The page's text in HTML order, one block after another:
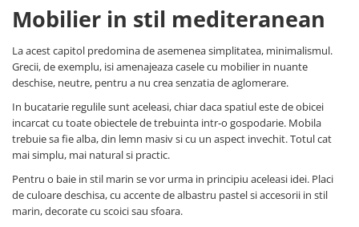
Mobilier in stil mediteranean
La acest capitol predomina de asemenea simplitatea, minimalismul.
Grecii, de exemplu, isi amenajeaza casele cu mobilier in nuante
deschise, neutre, pentru a nu crea senzatia de aglomerare.
In bucatarie regulile sunt aceleasi, chiar daca spatiul este de obicei
incarcat cu toate obiectele de trebuinta intr-o gospodarie. Mobila
trebuie sa fie alba, din lemn masiv si cu un aspect invechit. Totul cat
mai simplu, mai natural si practic.
Pentru o baie in stil marin se vor urma in principiu aceleasi idei. Placi
de culoare deschisa, cu accente de albastru pastel si accesorii in stil
marin, decorate cu scoici sau sfoara.